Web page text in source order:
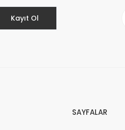
Kayıt Ol
SAYFALAR